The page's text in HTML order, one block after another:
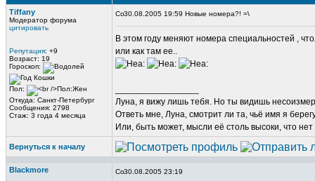
Tiffany
Модератор форума
цитировать
Репутация: +9
Возраст: 19
Гороскоп:
Пол:
Откуда: Санкт-Петербург
Сообщения: 2798
Стаж: 3 года 4 месяца
30.08.2005 19:59 Новые номера?! =\
В этом году меняют номера специальностей ,
или как там ее..
:
: :
Луна, я вижу лишь тебя. Но ты видишь
Ответь мне, Луна, смотрит ли та, чьё имя я
Или, быть может, мысли её столь высоки, что
Вернуться к началу
Blackmore 30.08.2005 23:19